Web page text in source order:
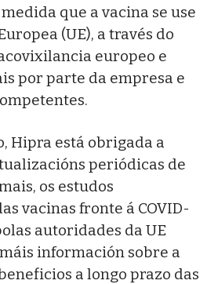
que a vacina se use
(UE), a través do
europeo e
por parte da empresa e
Hipra está obrigada a
periódicas de
os estudos
vacinas fronte á COVID-
autoridades da UE
información sobre a
a longo prazo das